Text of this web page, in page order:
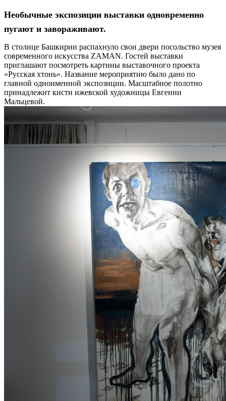
Необычные экспозиции выставки одновременно
пугают и завораживают.
В столице Башкирии распахнуло свои двери посольство музея
современного искусства ZAMAN. Гостей выставки
приглашают посмотреть картины выставочного проекта
«Русская хтонь». Название мероприятию было дано по
главной одноименной экспозиции. Масштабное полотно
принадлежит кисти ижевской художницы Евгении
Мальцевой.